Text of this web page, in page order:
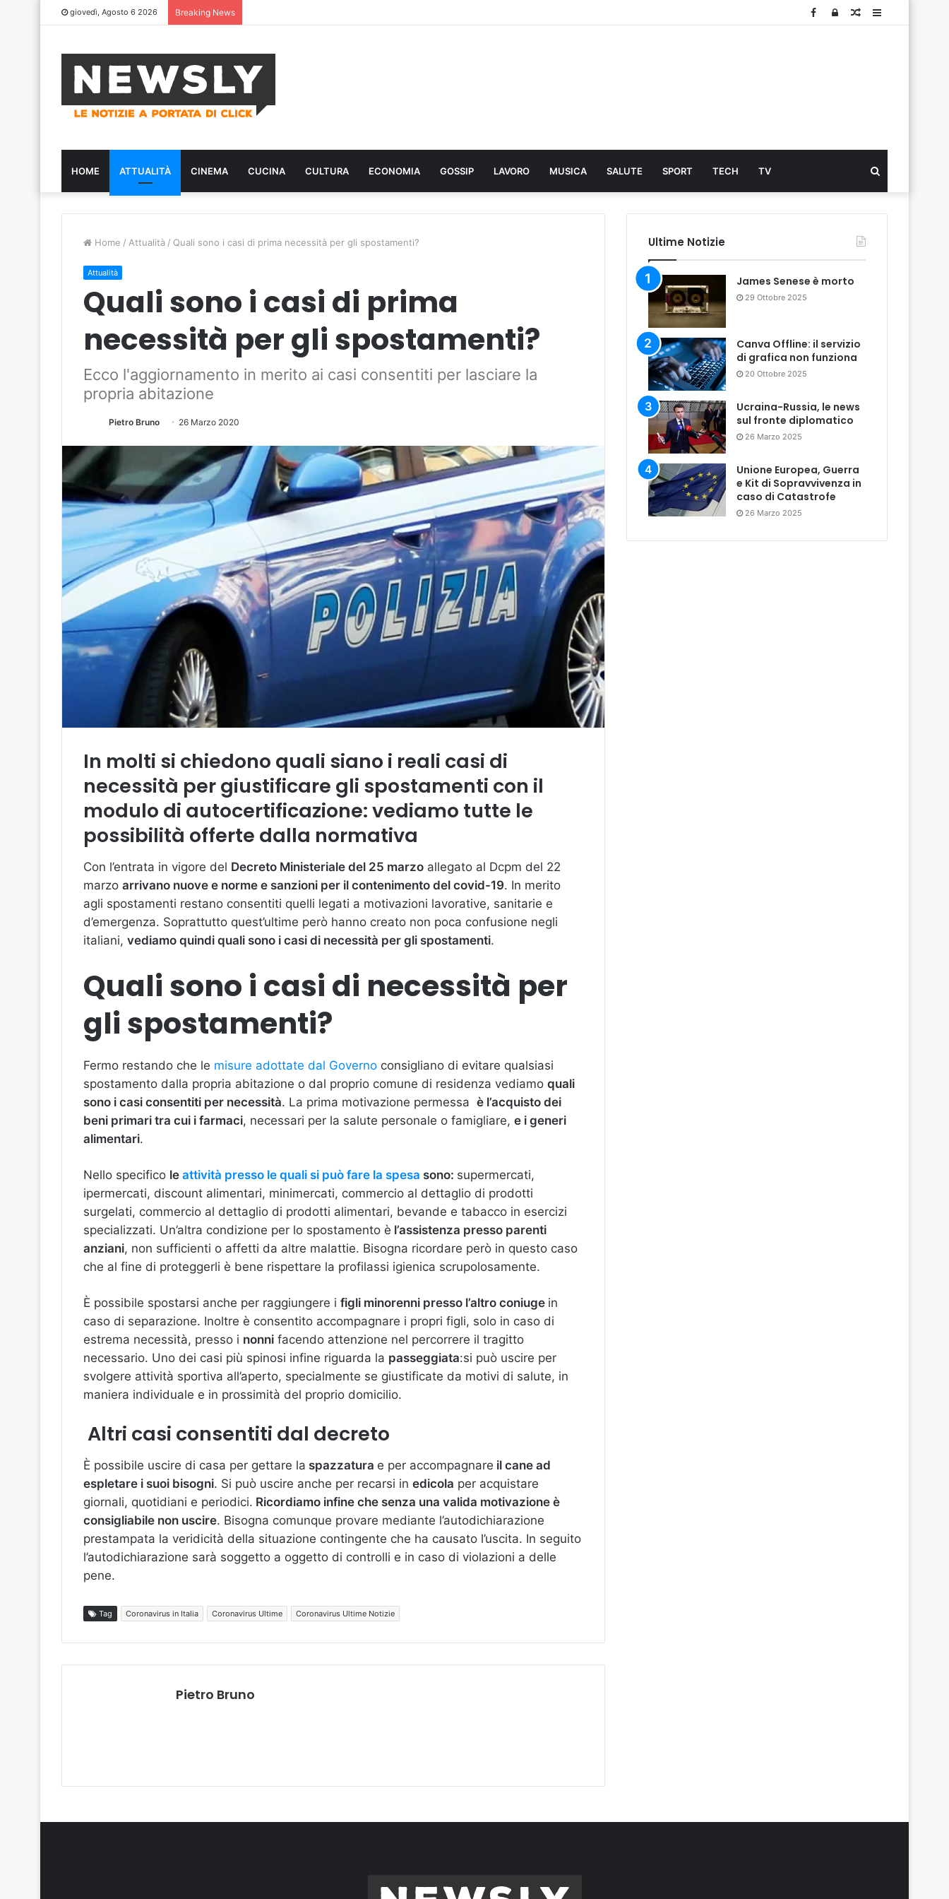
giovedì, Agosto 6 2026 Breaking News Sidebar
Articolo
Log
Facebook
HOME ATTUALITÀ CINEMA CUCINA CULTURA ECONOMIA GOSSIP LAVORO MUSICA SALUTE SPORT TECH TV
...
Home / Attualità / Quali sono i casi di prima necessità per gli spostamenti?
Attualità
Quali sono i casi di prima
necessità per gli spostamenti?
Ecco l'aggiornamento in merito ai casi consentiti per lasciare la
propria abitazione
Pietro Bruno 26 Marzo 2020
In molti si chiedono quali siano i reali casi di
necessità per giustificare gli spostamenti con il
modulo di autocertificazione: vediamo tutte le
possibilità offerte dalla normativa
Con l’entrata in vigore del Decreto Ministeriale del 25 marzo allegato al Dcpm del 22
marzo arrivano nuove e norme e sanzioni per il contenimento del covid-19. In merito
agli spostamenti restano consentiti quelli legati a motivazioni lavorative, sanitarie e
d’emergenza. Soprattutto quest’ultime però hanno creato non poca confusione negli
italiani, vediamo quindi quali sono i casi di necessità per gli spostamenti.
Quali sono i casi di necessità per
gli spostamenti?
Fermo restando che le misure adottate dal Governo consigliano di evitare qualsiasi
spostamento dalla propria abitazione o dal proprio comune di residenza vediamo quali
sono i casi consentiti per necessità. La prima motivazione permessa è l’acquisto dei
beni primari tra cui i farmaci, necessari per la salute personale o famigliare, e i generi
alimentari.
Nello specifico le attività presso le quali si può fare la spesa sono: supermercati,
ipermercati, discount alimentari, minimercati, commercio al dettaglio di prodotti
surgelati, commercio al dettaglio di prodotti alimentari, bevande e tabacco in esercizi
specializzati. Un’altra condizione per lo spostamento è l’assistenza presso parenti
anziani, non sufficienti o affetti da altre malattie. Bisogna ricordare però in questo caso
che al fine di proteggerli è bene rispettare la profilassi igienica scrupolosamente.
È possibile spostarsi anche per raggiungere i figli minorenni presso l’altro coniuge in
caso di separazione. Inoltre è consentito accompagnare i propri figli, solo in caso di
estrema necessità, presso i nonni facendo attenzione nel percorrere il tragitto
necessario. Uno dei casi più spinosi infine riguarda la passeggiata:si può uscire per
svolgere attività sportiva all’aperto, specialmente se giustificate da motivi di salute, in
maniera individuale e in prossimità del proprio domicilio.
Altri casi consentiti dal decreto
È possibile uscire di casa per gettare la spazzatura e per accompagnare il cane ad
espletare i suoi bisogni. Si può uscire anche per recarsi in edicola per acquistare
giornali, quotidiani e periodici. Ricordiamo infine che senza una valida motivazione è
consigliabile non uscire. Bisogna comunque provare mediante l’autodichiarazione
prestampata la veridicità della situazione contingente che ha causato l’uscita. In seguito
l’autodichiarazione sarà soggetto a oggetto di controlli e in caso di violazioni a delle
pene.
Tag Coronavirus in Italia Coronavirus Ultime Coronavirus Ultime Notizie
Pietro Bruno
Ultime Notizie
James Senese è morto
29 Ottobre 2025
Canva Offline: il servizio
di grafica non funziona
20 Ottobre 2025
Ucraina-Russia, le news
sul fronte diplomatico
26 Marzo 2025
Unione Europea, Guerra
e Kit di Sopravvivenza in
caso di Catastrofe
26 Marzo 2025